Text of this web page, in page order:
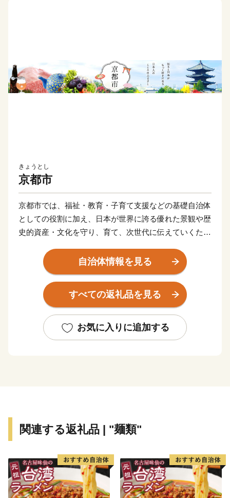
きょうとし
京都市
京都市では、福祉・教育・子育て支援などの基礎自治体
としての役割に加え、日本が世界に誇る優れた景観や歴
史的資産・文化を守り、育て、次世代に伝えていくた
京都の文化と景観は、日本の文化と景観の原点といえる
ものです。これらを保全・継承していくためには多額の
費用がかかります。心のふるさと、京都を未来に引き継
いでいくため、御寄付をお願いします。
〇個別のホームページから寄付ができる事業(寄付のお
手続き等の詳細は、各サイトで御案内しています。）
https://www.city.kyoto.lg.jp/hokenfukushi/page/
③日本遺産・琵琶湖疏水応援寄附金
http://www.biwako-sosui.jp/furusato/
自治体情報を見る
すべての返礼品を見る
お気に入りに追加する
関連する返礼品 | "麺類"